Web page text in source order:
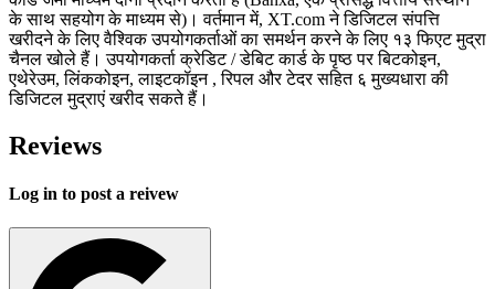
के साथ सहयोग के माध्यम से)। वर्तमान में, XT.com ने डिजिटल संपत्ति
खरीदने के लिए वैश्विक उपयोगकर्ताओं का समर्थन करने के लिए १३ फिएट मुद्रा
चैनल खोले हैं। उपयोगकर्ता क्रेडिट / डेबिट कार्ड के पृष्ठ पर बिटकोइन,
एथेरेउम, लिंककोइन, लाइटकॉइन , रिपल और टेदर सहित ६ मुख्यधारा की
डिजिटल मुद्राएं खरीद सकते हैं।
Reviews
Log in to post a reivew